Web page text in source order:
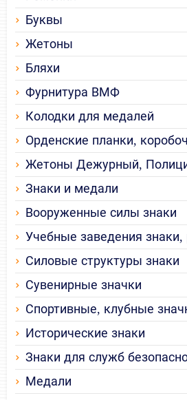
Буквы
Жетоны
Бляхи
Фурнитура ВМФ
Колодки для медалей
Орденские планки,
Жетоны Дежурный,
Знаки и медали
Вооруженные силы знаки
Учебные заведения
Силовые структуры знаки
Сувенирные значки
Спортивные, клубные
Исторические знаки
Знаки для служб
Медали